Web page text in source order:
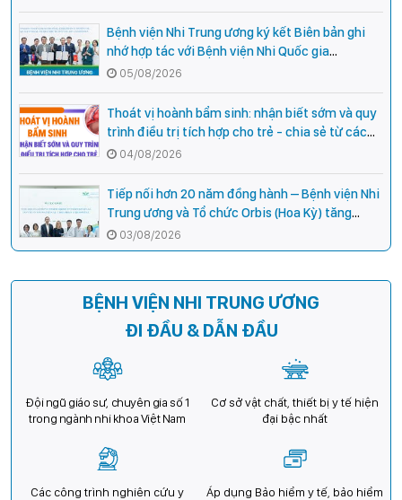
Bệnh viện Nhi Trung ương ký kết Biên bản ghi
nhớ hợp tác với Bệnh viện Nhi Quốc gia
Campuchia
05/08/2026
Thoát vị hoành bẩm sinh: nhận biết sớm và quy
trình điều trị tích hợp cho trẻ - chia sẻ từ các
chuyên gia hàng đầu của Bệnh Viện Nhi Trung
ương
04/08/2026
Tiếp nối hơn 20 năm đồng hành – Bệnh viện Nhi
Trung ương và Tổ chức Orbis (Hoa Kỳ) tăng
cường hợp tác, mở rộng cơ hội bảo vệ thị lực
cho trẻ em Việt Nam
03/08/2026
BỆNH VIỆN NHI TRUNG ƯƠNG
ĐI ĐẦU & DẪN ĐẦU
Đội ngũ giáo sư, chuyên gia số 1
trong ngành nhi khoa Việt Nam
Cơ sở vật chất, thiết bị y tế hiện
đại bậc nhất
Các công trình nghiên cứu y
Áp dụng Bảo hiểm y tế, bảo hiểm